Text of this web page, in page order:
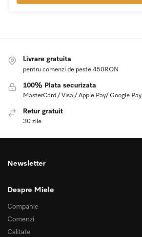
Livrare gratuita
pentru comenzi de peste 450RON
100% Plata securizata
MasterCard / Visa / Apple Pay/ Google Pay
Retur gratuit
30 zile
Newsletter
Despre Miele
Companie
Comenzi
Calitate